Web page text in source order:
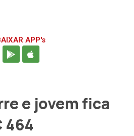
APP's
e jovem fica
464